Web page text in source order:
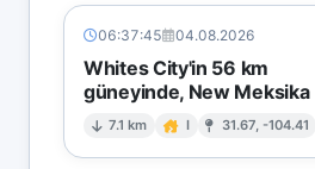
06:37:45 04.08.2026
Whites City'in 56 km
güneyinde, New Meksika
7.1 km I 31.67, -104.41